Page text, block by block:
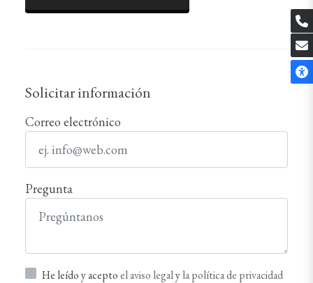
Solicitar información
Correo electrónico
Pregunta
He leído y aceptoel aviso legalyla política de privacidad